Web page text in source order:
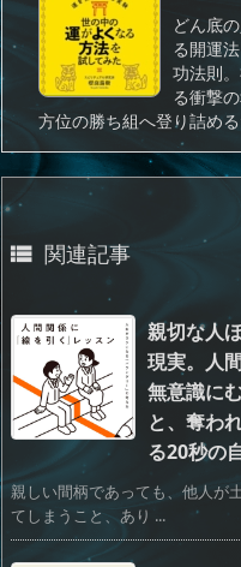
どん底
る開運
功法則
る衝撃
方位の勝ち組へ登り詰め
 関連記事
親切な人
現実。人
無意識に
と、奪わ
る20秒の
親しい間柄であっても、他人が
てしまうこと、あり ...